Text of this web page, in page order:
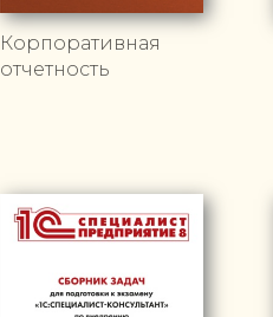
Корпоративная
отчетность